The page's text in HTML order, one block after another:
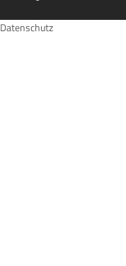
Datenschutz